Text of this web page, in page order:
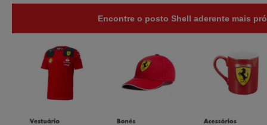
Encontre o posto Shell aderente mais